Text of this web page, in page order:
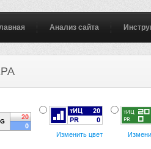
Анализ сайта
Изменить цвет